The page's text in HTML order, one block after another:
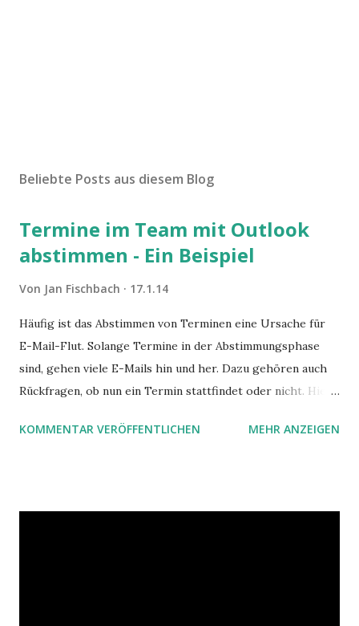
Beliebte Posts aus diesem Blog
Termine im Team mit Outlook
abstimmen - Ein Beispiel
Von Jan Fischbach 17.1.14
Häufig ist das Abstimmen von Terminen eine Ursache für
E-Mail-Flut. Solange Termine in der Abstimmungsphase
sind, gehen viele E-Mails hin und her. Dazu gehören auch
Rückfragen, ob nun ein Termin stattfindet oder nicht. Hier
Hilfe von Outlook.
KOMMENTAR VERÖFFENTLICHEN MEHR ANZEIGEN